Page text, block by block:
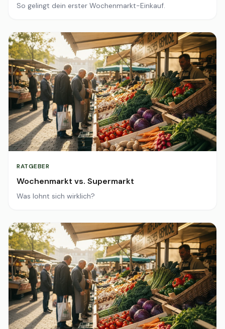
So gelingt dein erster Wochenmarkt-Einkauf.
RATGEBER
Wochenmarkt vs. Supermarkt
Was lohnt sich wirklich?